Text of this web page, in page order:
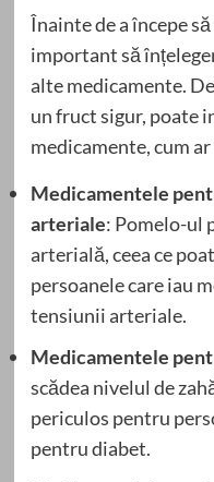
Înainte de a începe
important să
alte medicamente.
un fruct sigur, poate
medicamente, cum ar
Medicamentele
arteriale: Pomelo-ul
arterială, ceea ce
persoanele care iau
tensiunii arteriale.
Medicamentele
scădea nivelul de
periculos pentru
pentru diabet.